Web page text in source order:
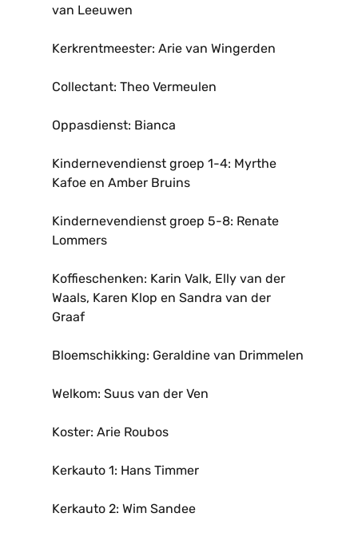
van Leeuwen
Kerkrentmeester: Arie van Wingerden
Collectant: Theo Vermeulen
Oppasdienst: Bianca
Kindernevendienst groep 1-4: Myrthe
Kafoe en Amber Bruins
Kindernevendienst groep 5-8: Renate
Lommers
Koffieschenken: Karin Valk, Elly van der
Waals, Karen Klop en Sandra van der
Graaf
Bloemschikking: Geraldine van Drimmelen
Welkom: Suus van der Ven
Koster: Arie Roubos
Kerkauto 1: Hans Timmer
Kerkauto 2: Wim Sandee